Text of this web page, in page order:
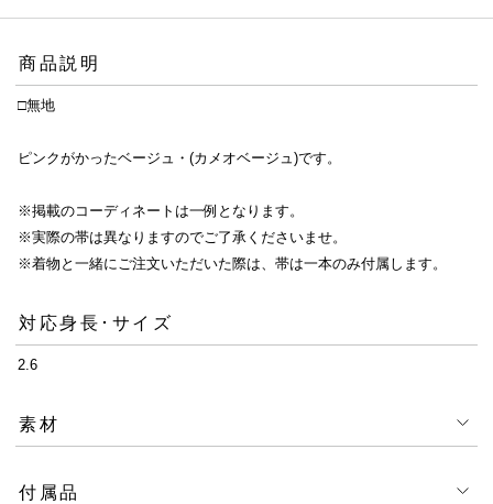
商品説明
□無地
ピンクがかったベージュ・(カメオベージュ)です。
※掲載のコーディネートは一例となります。
※実際の帯は異なりますのでご了承くださいませ。
※着物と一緒にご注文いただいた際は、帯は一本のみ付属します。
対応身長･サイズ
2.6
素材
付属品